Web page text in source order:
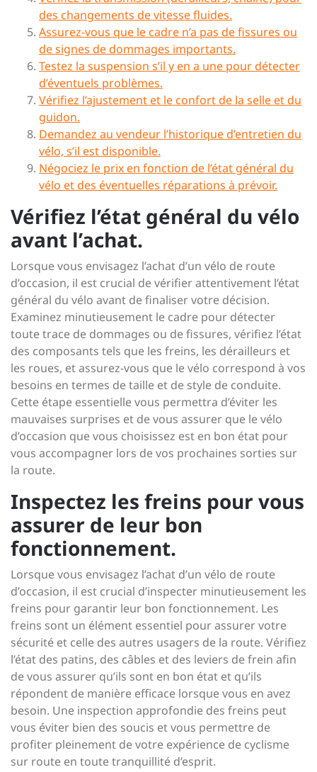
des changements de vitesse fluides.
Assurez-vous que le cadre n’a pas de fissures ou
de signes de dommages importants.
Testez la suspension s’il y en a une pour détecter
d’éventuels problèmes.
Vérifiez l’ajustement et le confort de la selle et du
guidon.
Demandez au vendeur l’historique d’entretien du
vélo, s’il est disponible.
Négociez le prix en fonction de l’état général du
vélo et des éventuelles réparations à prévoir.
Vérifiez l’état général du vélo
avant l’achat.
Lorsque vous envisagez l’achat d’un vélo de route
d’occasion, il est crucial de vérifier attentivement l’état
général du vélo avant de finaliser votre décision.
Examinez minutieusement le cadre pour détecter
toute trace de dommages ou de fissures, vérifiez l’état
des composants tels que les freins, les dérailleurs et
les roues, et assurez-vous que le vélo correspond à vos
besoins en termes de taille et de style de conduite.
Cette étape essentielle vous permettra d’éviter les
mauvaises surprises et de vous assurer que le vélo
d’occasion que vous choisissez est en bon état pour
vous accompagner lors de vos prochaines sorties sur
la route.
Inspectez les freins pour vous
assurer de leur bon
fonctionnement.
Lorsque vous envisagez l’achat d’un vélo de route
d’occasion, il est crucial d’inspecter minutieusement les
freins pour garantir leur bon fonctionnement. Les
freins sont un élément essentiel pour assurer votre
sécurité et celle des autres usagers de la route. Vérifiez
l’état des patins, des câbles et des leviers de frein afin
de vous assurer qu’ils sont en bon état et qu’ils
répondent de manière efficace lorsque vous en avez
besoin. Une inspection approfondie des freins peut
vous éviter bien des soucis et vous permettre de
profiter pleinement de votre expérience de cyclisme
sur route en toute tranquillité d’esprit.